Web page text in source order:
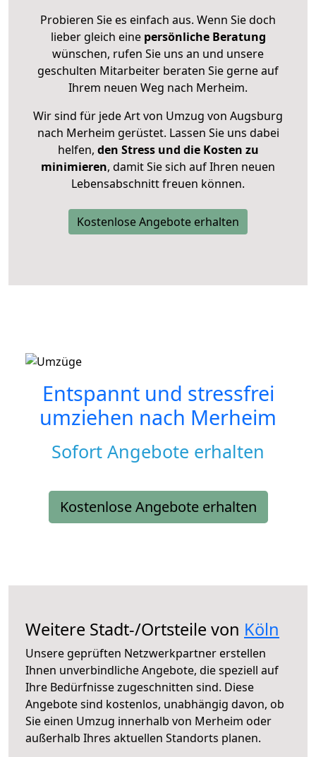
Probieren Sie es einfach aus. Wenn Sie doch
lieber gleich eine persönliche Beratung
wünschen, rufen Sie uns an und unsere
geschulten Mitarbeiter beraten Sie gerne auf
Ihrem neuen Weg nach Merheim.
Wir sind für jede Art von Umzug von Augsburg
nach Merheim gerüstet. Lassen Sie uns dabei
helfen, den Stress und die Kosten zu
minimieren, damit Sie sich auf Ihren neuen
Lebensabschnitt freuen können.
Kostenlose Angebote erhalten
Entspannt und stressfrei
umziehen nach Merheim
Sofort Angebote erhalten
Kostenlose Angebote erhalten
Weitere Stadt-/Ortsteile von Köln
Unsere geprüften Netzwerkpartner erstellen
Ihnen unverbindliche Angebote, die speziell auf
Ihre Bedürfnisse zugeschnitten sind. Diese
Angebote sind kostenlos, unabhängig davon, ob
Sie einen Umzug innerhalb von Merheim oder
außerhalb Ihres aktuellen Standorts planen.